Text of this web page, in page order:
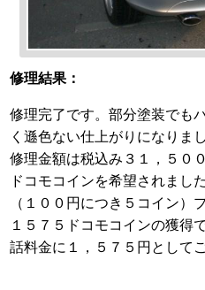
修理結果：
修理完了です。部分塗装でも
く遜色ない仕上がりになりまし
修理金額は税込み３１，５０
ドコモコインを希望されまし
（１００円につき５コイン）
１５７５ドコモコインの獲得
話料金に１，５７５円として